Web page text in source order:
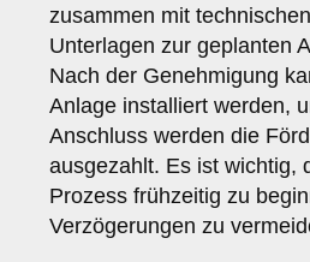
zusammen mit technischen
Unterlagen zur geplanten
Nach der Genehmigung
Anlage installiert werden,
Anschluss werden die
ausgezahlt. Es ist wichtig,
Prozess frühzeitig zu
Verzögerungen zu